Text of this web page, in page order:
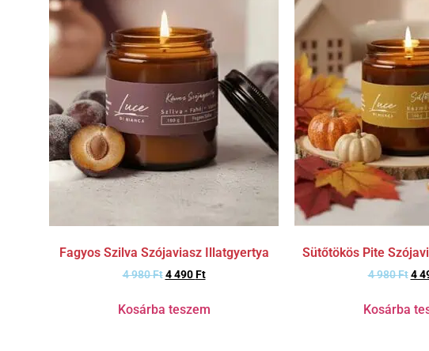
Fagyos Szilva Szójaviasz Illatgyertya
4 980Ft 4 490Ft
Kosárba teszem
Sütőtökös Pite
4 980Ft 4
Kosárba